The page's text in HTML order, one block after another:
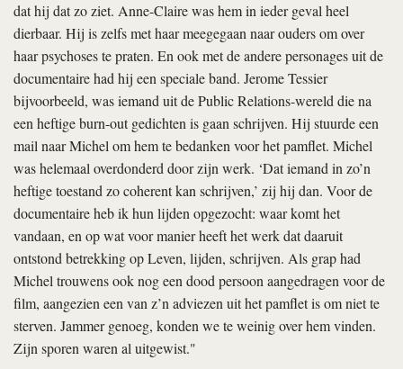
dat hij dat zo ziet. Anne-Claire was hem in ieder geval heel
dierbaar. Hij is zelfs met haar meegegaan naar ouders om over
haar psychoses te praten. En ook met de andere personages uit de
documentaire had hij een speciale band. Jerome Tessier
bijvoorbeeld, was iemand uit de Public Relations-wereld die na
een heftige burn-out gedichten is gaan schrijven. Hij stuurde een
mail naar Michel om hem te bedanken voor het pamflet. Michel
was helemaal overdonderd door zijn werk. ‘Dat iemand in zo’n
heftige toestand zo coherent kan schrijven,’ zij hij dan. Voor de
documentaire heb ik hun lijden opgezocht: waar komt het
vandaan, en op wat voor manier heeft het werk dat daaruit
ontstond betrekking op Leven, lijden, schrijven. Als grap had
Michel trouwens ook nog een dood persoon aangedragen voor de
film, aangezien een van z’n adviezen uit het pamflet is om niet te
sterven. Jammer genoeg, konden we te weinig over hem vinden.
Zijn sporen waren al uitgewist."